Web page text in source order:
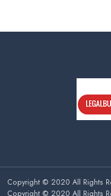
Copyright © 2020 All Rights
Copyright © 2020 All Rights